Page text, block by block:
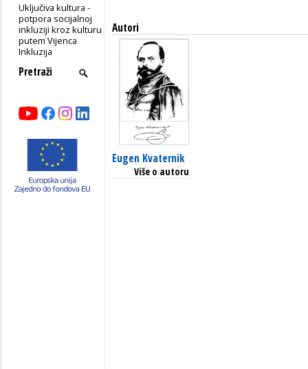
Uključiva kultura -
potpora socijalnoj
inkluziji kroz kulturu
putem Vijenca
Inkluzija
Autori
Eugen Kvaternik
Više o autoru